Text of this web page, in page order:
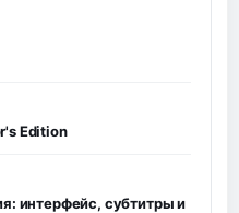
Edition
интерфейс, субтитры и